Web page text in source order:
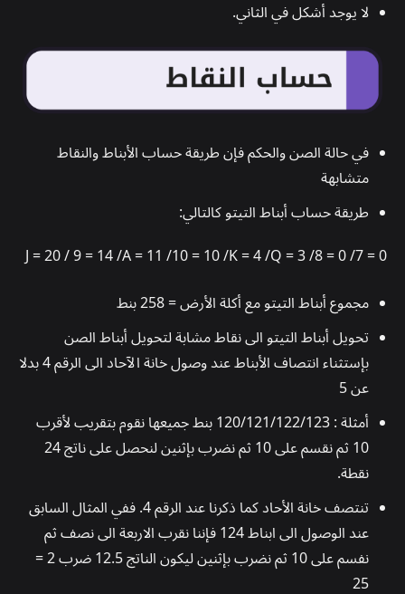
لا يوجد أشكل في الثاني.
في حالة الصن والحكم فإن طريقة حساب الأبناط والنقاط
متشابهة
طريقة حساب أبناط التيتو كالتالي:
J = 20 / 9 = 14 /A = 11 /10 = 10 /K = 4 /Q = 3 /8 = 0 /7 = 0
مجموع أبناط التيتو مع أكلة الأرض = 258 بنط
تحويل أبناط التيتو الى نقاط مشابة لتحويل أبناط الصن
بإستثناء انتصاف الأبناط عند وصول خانة الآحاد الى الرقم 4 بدلا
عن 5
أمثلة : 120/121/122/123 بنط جميعها نقوم بتقريب لأقرب
10 ثم نقسم على 10 ثم نضرب بإثنين لنحصل على ناتج 24
نقطة.
تنتصف خانة الأحاد كما ذكرنا عند الرقم 4. ففي المثال السابق
عند الوصول الى ابناط 124 فإننا نقرب الاربعة الى نصف ثم
نفسم على 10 ثم نضرب بإثنين ليكون الناتج 12.5 ضرب 2 =
25